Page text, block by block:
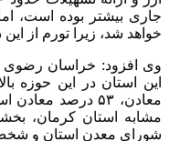
جاری بیشتر بوده است،
خواهد شد، زیرا تورم از
وی افزود: خراسان رضوی
این استان در این حوزه
مشابه استان کرمان،
شورای معدن استان و